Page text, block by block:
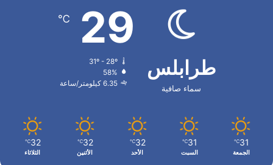
طرابلس
سماء صافية
29
℃
31º - 28º
58%
6.35 كيلومتر/ساعة
31
℃
الجمعة
31
℃
السبت
32
℃
الأحد
32
℃
الأثنين
32
℃
الثلاثاء